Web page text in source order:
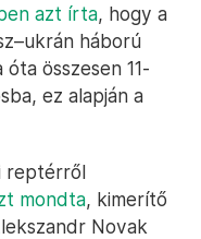
azt írta, hogy a
háború
összesen 11-
ez alapján a
reptérről
mondta, kimerítő
Novak